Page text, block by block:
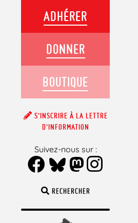
RECHERCHER
ADHÉRER
DONNER
BOUTIQUE
S’INSCRIRE À LA LETTRE
D’INFORMATION
Suivez-nous sur :